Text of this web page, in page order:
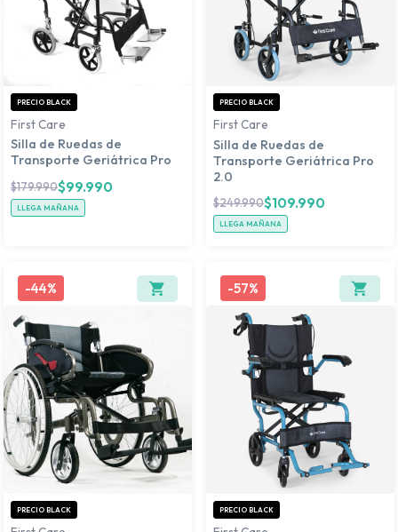
PRECIO BLACK
First Care
Silla de Ruedas de
Transporte Geriátrica Pro
$179.990$99.990
LLEGA MAÑANA
PRECIO BLACK
First Care
Silla de Ruedas de
Transporte Geriátrica Pro
2.0
$249.990$109.990
LLEGA MAÑANA
-44%
PRECIO BLACK
-57%
PRECIO BLACK